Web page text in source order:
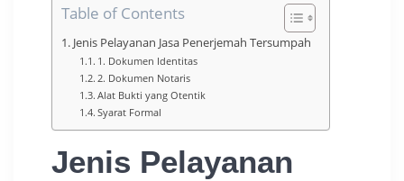
Table of Contents
Jenis Pelayanan Jasa Penerjemah Tersumpah
1. Dokumen Identitas
2. Dokumen Notaris
Alat Bukti yang Otentik
Syarat Formal
Jenis Pelayanan